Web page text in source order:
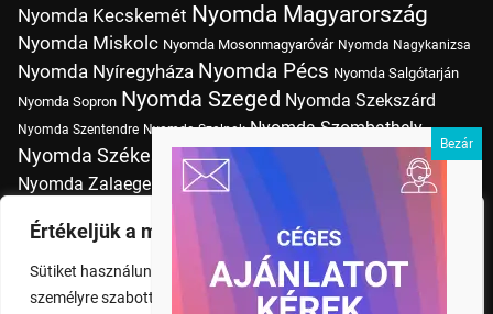
Értékeljük a magánéletét
Sütiket használunk a böngészési élmény fokozására,
személyre szabott hirdetések vagy tartalmak megjelenítésére,
Nyomda Kecskemét Nyomda Magyarország
Nyomda Miskolc Nyomda Mosonmagyaróvár Nyomda Nagykanizsa
Nyomda Nyíregyháza Nyomda Pécs Nyomda Salgótarján
Nyomda Sopron Nyomda Szeged Nyomda Szekszárd
Nyomda Szentendre Nyomda Szolnok Nyomda Szombathely
Nyomda Székesfehérvár Nyomda Tatabánya Nyomda Vác
Nyomda Zalaegerszeg Nyomda Érd nyomtatás
Nyomtatás Budapesten
Pólónyomtatás Budapesten Szitanyomda Budapesten
Tudásbázis